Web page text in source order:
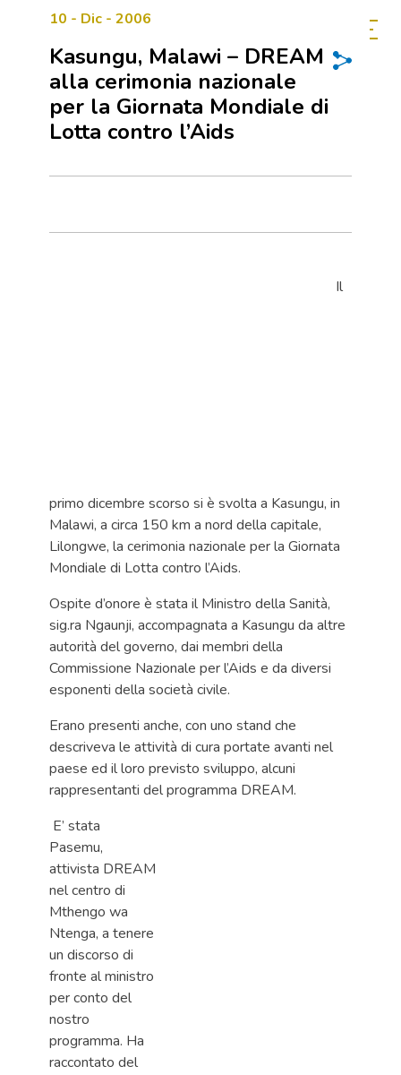
10 - Dic - 2006
Kasungu, Malawi – DREAM
alla cerimonia nazionale
per la Giornata Mondiale di
Lotta contro l’Aids
Il
primo dicembre scorso si è svolta a Kasungu, in
Malawi, a circa 150 km a nord della capitale,
Lilongwe, la cerimonia nazionale per la Giornata
Mondiale di Lotta contro l’Aids.
Ospite d’onore è stata il Ministro della Sanità,
sig.ra Ngaunji, accompagnata a Kasungu da altre
autorità del governo, dai membri della
Commissione Nazionale per l’Aids e da diversi
esponenti della società civile.
Erano presenti anche, con uno stand che
descriveva le attività di cura portate avanti nel
paese ed il loro previsto sviluppo, alcuni
rappresentanti del programma DREAM.
E’ stata
Pasemu,
attivista DREAM
nel centro di
Mthengo wa
Ntenga, a tenere
un discorso di
fronte al ministro
per conto del
nostro
programma. Ha
raccontato del